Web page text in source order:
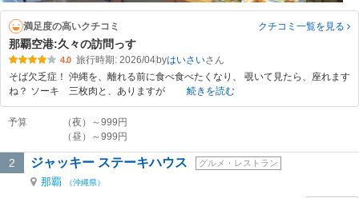
満足度の高いクチコミ クチコミ一覧を見る
那覇空港:久々の訪問っす
4.0 旅行時期: 2026/04byはいさい
そば欠乏症！ 沖縄を、離れる前に食べ食べたくなり、 覗いて見たら、座れます
ね？ ソーキ 三枚肉と、ありますが
続きを読む
予算
（夜）～999円
（昼）～999円
2 ジャッキー ステーキハウス グルメ・レストラン
那覇 （沖縄県）